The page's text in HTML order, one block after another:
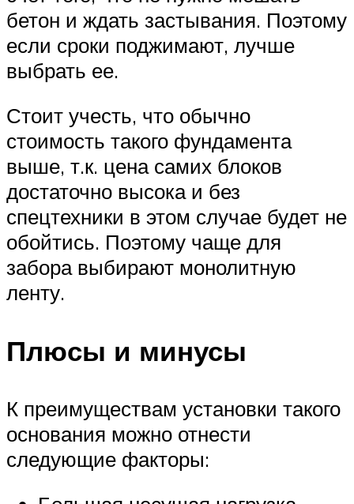
бетон и ждать застывания. Поэтому
если сроки поджимают, лучше
выбрать ее.
Стоит учесть, что обычно
стоимость такого фундамента
выше, т.к. цена самих блоков
достаточно высока и без
спецтехники в этом случае будет не
обойтись. Поэтому чаще для
забора выбирают монолитную
ленту.
Плюсы и минусы
К преимуществам установки такого
основания можно отнести
следующие факторы: